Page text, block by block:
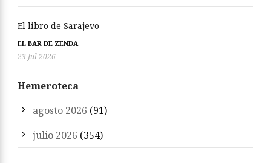
El libro de Sarajevo
EL BAR DE ZENDA
23 Jul 2026
Hemeroteca
agosto 2026 (91)
julio 2026 (354)